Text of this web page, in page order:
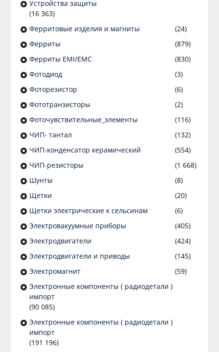
Устройства защиты
(16 363)
Ферритовые изделия и магниты
(24)
Ферриты
(879)
Ферриты EMI/EMC
(830)
Фотодиод
(3)
Фоторезистор
(6)
Фототранзисторы
(2)
Фоточувствительные_элементы
(116)
ЧИП- тантал
(132)
ЧИП-конденсатор керамический
(554)
ЧИП-резисторы
(1 668)
Шунты
(8)
Щетки
(20)
Щетки электрические к сельсинам
(6)
Электровакуумные приборы
(405)
Электродвигатели
(424)
Электродвигатели и приводы
(145)
Электромагнит
(59)
Электронные компоненты ( радиодетали )
импорт
(90 085)
Электронные компоненты ( радиодетали )
импорт
(191 196)